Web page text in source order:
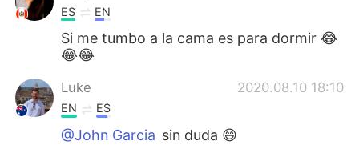
ES EN
Si me tumbo a la cama es para dormir 😂
😂😂
Luke 2020.08.10 18:10
EN ES
@John Garcia sin duda 😄